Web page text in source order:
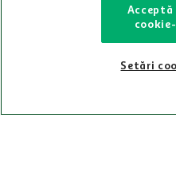
021-9141
Setări